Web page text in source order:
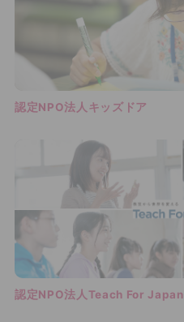
認定NPO法人キッズドア
認定NPO法人Teach For Japan